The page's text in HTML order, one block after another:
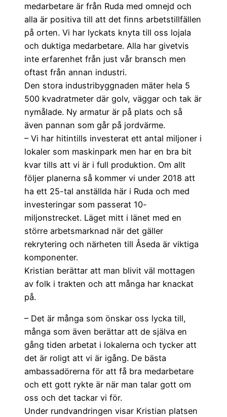
medarbetare är från Ruda med omnejd och
alla är positiva till att det finns arbetstillfällen
på orten. Vi har lyckats knyta till oss lojala
och duktiga medarbetare. Alla har givetvis
inte erfarenhet från just vår bransch men
oftast från annan industri.
Den stora industribyggnaden mäter hela 5
500 kvadratmeter där golv, väggar och tak är
nymålade. Ny armatur är på plats och så
även pannan som går på jordvärme.
– Vi har hitintills investerat ett antal miljoner i
lokaler som maskinpark men har en bra bit
kvar tills att vi är i full produktion. Om allt
följer planerna så kommer vi under 2018 att
ha ett 25-tal anställda här i Ruda och med
investeringar som passerat 10-
miljonstrecket. Läget mitt i länet med en
större arbetsmarknad när det gäller
rekrytering och närheten till Åseda är viktiga
komponenter.
Kristian berättar att man blivit väl mottagen
av folk i trakten och att många har knackat
på.
– Det är många som önskar oss lycka till,
många som även berättar att de själva en
gång tiden arbetat i lokalerna och tycker att
det är roligt att vi är igång. De bästa
ambassadörerna för att få bra medarbetare
och ett gott rykte är när man talar gott om
oss och det tackar vi för.
Under rundvandringen visar Kristian platsen